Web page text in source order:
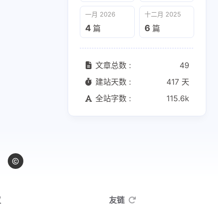
一月 2026
4 篇
十二月 2025
6 篇
文章总数 :
49
建站天数 :
417 天
全站字数 :
115.6k
友链